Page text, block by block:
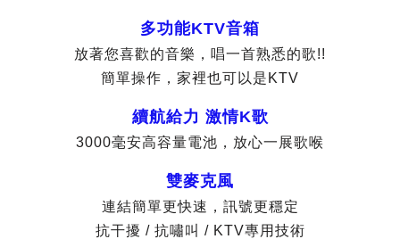
多功能KTV音箱
放著您喜歡的音樂，唱一首熟悉的歌!!
簡單操作，家裡也可以是KTV
續航給力 激情K歌
3000毫安高容量電池，放心一展歌喉
雙麥克風
連結簡單更快速，訊號更穩定
抗干擾 / 抗嘯叫 / KTV專用技術